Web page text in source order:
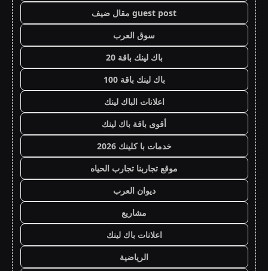
guest post مقال ضيف
سوق العرب
باك لينك باقة 20
باك لينك باقة 100
اعلانات الباك لينك
أقوى باقة باك لينك
خدمات با كلينك 2026
موقع تجاربنا تجارب الحياه
ديوان العرب
مشاريع
اعلانات باك لينك
الرياضية